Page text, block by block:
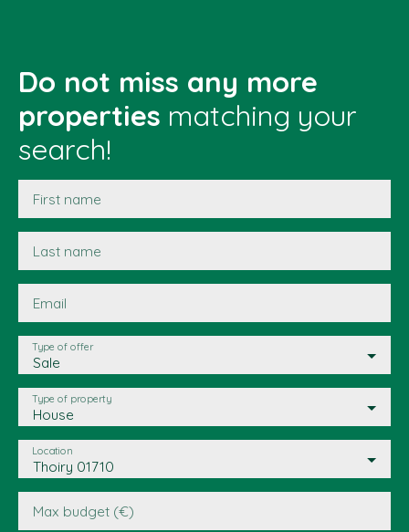
Do not miss any more
properties matching your
search!
First name
Last name
Email
Sale
Type of offer
House
Type of property
Thoiry 01710
Location
Max budget (€)